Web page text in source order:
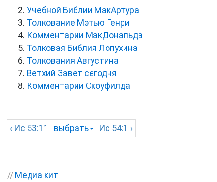
Учебной Библии МакАртура
Толкование Мэтью Генри
Комментарии МакДональда
Толковая Библия Лопухина
Толкования Августина
Ветхий Завет сегодня
Комментарии Скоуфилда
‹ Ис 53:11 выбрать Ис 54:1 ›
// Медиа кит